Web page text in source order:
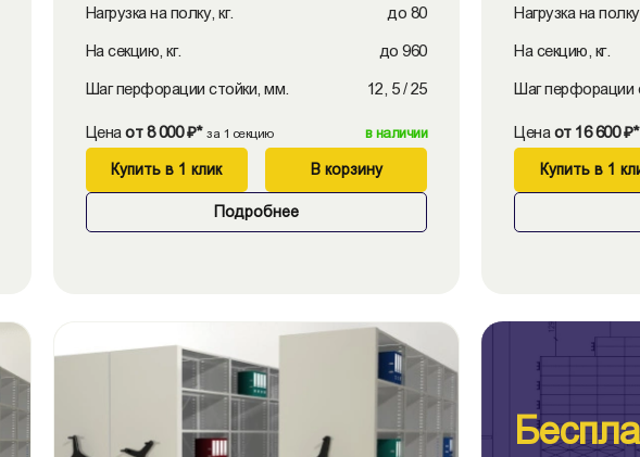
Нагрузка на полку, кг. до 80
На секцию, кг. до 960
Шаг перфорации стойки, мм. 12, 5 / 25
Ценаот 8 000 ₽* за 1 секцию в наличии
Купить в 1 клик В корзину
Подробнее
Нагрузка на
На секцию, кг.
Шаг перфорации
Цена от 16 600 ₽*
Купить в 1